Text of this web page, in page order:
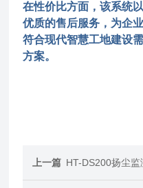
在性价比方面，该系统
优质的售后服务，为企
符合现代智慧工地建设
方案。
上一篇 HT-DS200扬尘